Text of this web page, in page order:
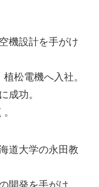
機設計を手がけ
松電機へ入社。
成功。
道大学の永田教